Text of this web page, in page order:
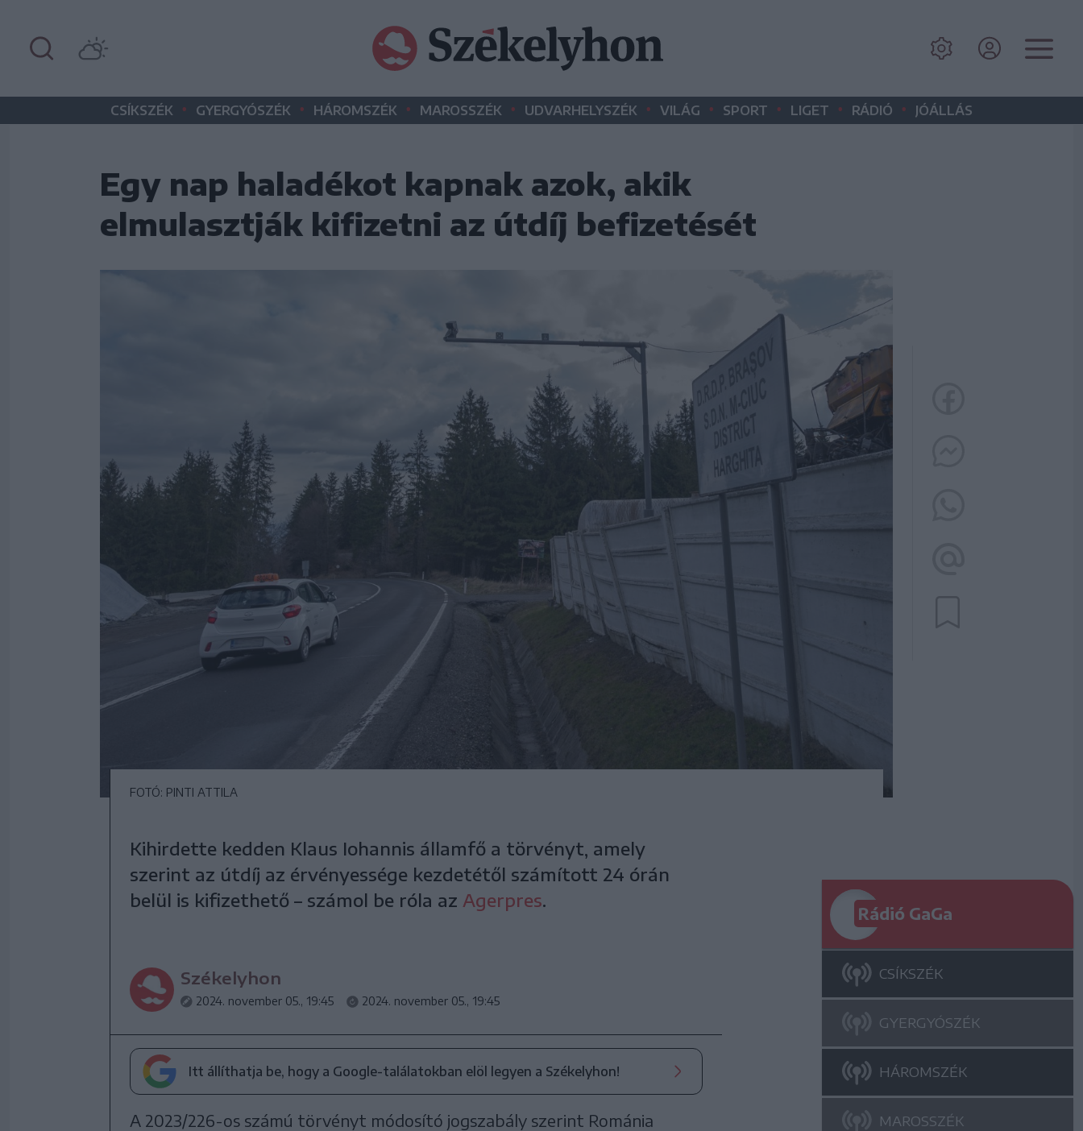
CSÍKSZÉK • GYERGYÓSZÉK • HÁROMSZÉK • MAROSSZÉK • UDVARHELYSZÉK • VILÁG • SPORT • LIGET • RÁDIÓ • JÓÁLLÁS
Egy nap haladékot kapnak azok, akik
elmulasztják kifizetni az útdíj befizetését
FOTÓ: PINTI ATTILA
Kihirdette kedden Klaus Iohannis államfő a törvényt, amely
szerint az útdíj az érvényessége kezdetétől számított 24 órán
belül is kifizethető – számol be róla az Agerpres.
Székelyhon
2024. november 05., 19:45 2024. november 05., 19:45
Itt állíthatja be, hogy a Google-találatokban elöl legyen a Székelyhon!
A 2023/226-os számú törvényt módosító jogszabály szerint Románia
Rádió GaGa
CSÍKSZÉK
GYERGYÓSZÉK
HÁROMSZÉK
MAROSSZÉK